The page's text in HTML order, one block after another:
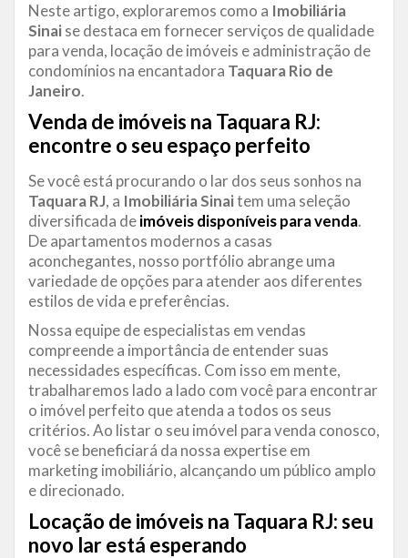
Neste artigo, exploraremos como a Imobiliária
Sinaise destaca em fornecer serviços de qualidade
para venda, locação de imóveis e administração de
condomínios na encantadora TaquaraRio de
Janeiro.
Venda de imóveis na Taquara RJ:
encontre o seu espaço perfeito
Se você está procurando o lar dos seus sonhos na
TaquaraRJ, a Imobiliária Sinaitem uma seleção
diversificada deimóveis disponíveis para venda.
De apartamentos modernos a casas
aconchegantes, nosso portfólio abrange uma
variedade de opções para atender aos diferentes
estilos de vida e preferências.
Nossa equipe de especialistas em vendas
compreende a importância de entender suas
necessidades específicas. Com isso em mente,
trabalharemos lado a lado com você para encontrar
o imóvel perfeito que atenda a todos os seus
critérios. Ao listar o seu imóvel para venda conosco,
você se beneficiará da nossa expertise em
marketing imobiliário, alcançando um público amplo
e direcionado.
Locação de imóveis na Taquara RJ: seu
novo lar está esperando